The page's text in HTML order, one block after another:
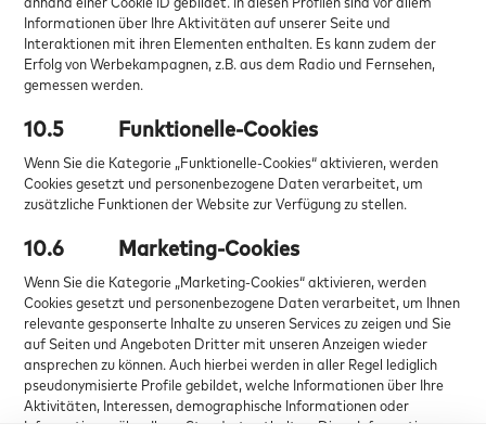
Informationen über Ihre Aktivitäten auf unserer Seite und
Interaktionen mit ihren Elementen enthalten. Es kann zudem der
Erfolg von Werbekampagnen, z.B. aus dem Radio und Fernsehen,
gemessen werden.
10.5 Funktionelle-Cookies
Wenn Sie die Kategorie „Funktionelle-Cookies“ aktivieren, werden
Cookies gesetzt und personenbezogene Daten verarbeitet, um
zusätzliche Funktionen der Website zur Verfügung zu stellen.
10.6 Marketing-Cookies
Wenn Sie die Kategorie „Marketing-Cookies“ aktivieren, werden
Cookies gesetzt und personenbezogene Daten verarbeitet, um Ihnen
relevante gesponserte Inhalte zu unseren Services zu zeigen und Sie
auf Seiten und Angeboten Dritter mit unseren Anzeigen wieder
ansprechen zu können. Auch hierbei werden in aller Regel lediglich
pseudonymisierte Profile gebildet, welche Informationen über Ihre
Aktivitäten, Interessen, demographische Informationen oder
Informationen über Ihren Standort enthalten. Diese Informationen